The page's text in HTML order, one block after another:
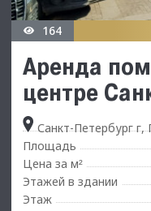
164
Аренда
центре
Санкт-Петербург г,
Площадь
Цена за м²
Этажей в здании
Этаж